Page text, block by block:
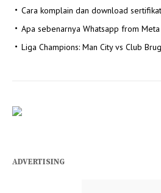
Cara komplain dan download
Apa sebenarnya Whatsapp from Meta
Liga Champions: Man City vs Club
ADVERTISING